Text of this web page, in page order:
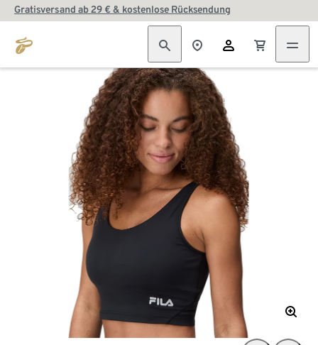
Gratisversand ab 29 € & kostenlose Rücksendung